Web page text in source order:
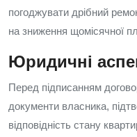
погоджувати дрібний
на зниження щомісячної
Юридичні
Перед підписанням
документи власника,
відповідність стану